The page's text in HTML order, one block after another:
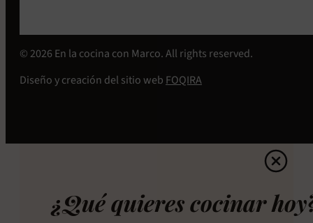
© 2026 En la cocina con Marco. All rights reserved.
Diseño y creación del sitio web FOQIRA
¿Qué quieres cocinar